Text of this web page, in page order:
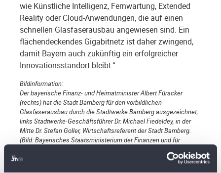
wie Künstliche Intelligenz, Fernwartung, Extended
Reality oder Cloud-Anwendungen, die auf einen
schnellen Glasfaserausbau angewiesen sind. Ein
flächendeckendes Gigabitnetz ist daher zwingend,
damit Bayern auch zukünftig ein erfolgreicher
Innovationsstandort bleibt.“
Bildinformation:
Der bayerische Finanz- und Heimatminister Albert Füracker
(rechts) hat die Stadt Bamberg für den vorbildlichen
Glasfaserausbau durch die Stadtwerke Bamberg ausgezeichnet,
links Stadtwerke-Geschäftsführer Dr. Michael Fiedeldey, in der
Mitte Dr. Stefan Goller, Wirtschaftsreferent der Stadt Bamberg.
(Bild: Bayerisches Staatsministerium der Finanzen und für